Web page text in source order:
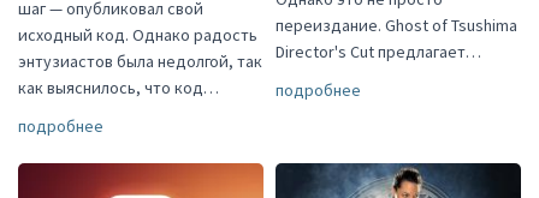
шаг — опубликовал свой
исходный код. Однако радость
энтузиастов была недолгой, так
как выяснилось, что код…
подробнее
переиздание. Ghost of Tsushima
Director's Cut предлагает…
подробнее